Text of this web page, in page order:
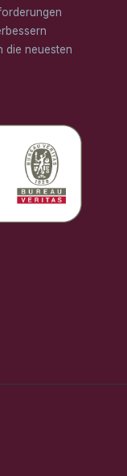
die neuesten